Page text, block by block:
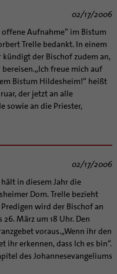
02/17/2006
Aufnahme“ im Bistum
Trelle bedankt. In einem
der Bischof zudem an,
freue mich auf
Bistum Hildesheim!“ heißt
der jetzt an alle
sowie an die Priester,
02/17/2006
in diesem Jahr die
Dom. Trelle bezieht
wird der Bischof an
März um 18 Uhr. Den
voraus.„Wenn ihr den
ihr erkennen, dass Ich es bin“.
des Johannesevangeliums